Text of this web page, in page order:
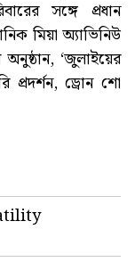
সঙ্গে প্রধান
মিয়া অ্যাভিনিউ
‘জুলাইয়ের
প্রদর্শন, ড্রোন শো